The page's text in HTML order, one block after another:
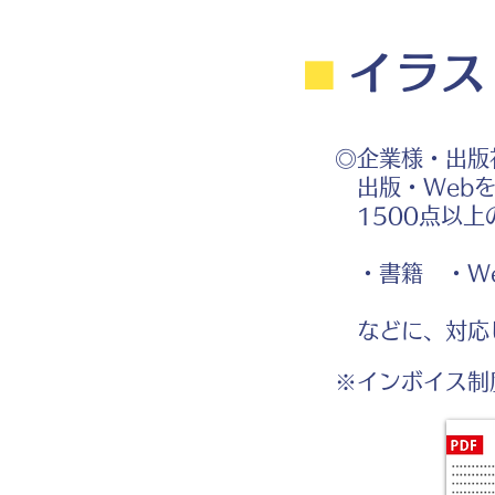
⬛︎ イラ
◎企業様・出版
出版・Webを
1500点以上
・書籍 ・
などに、対応
※インボイス制